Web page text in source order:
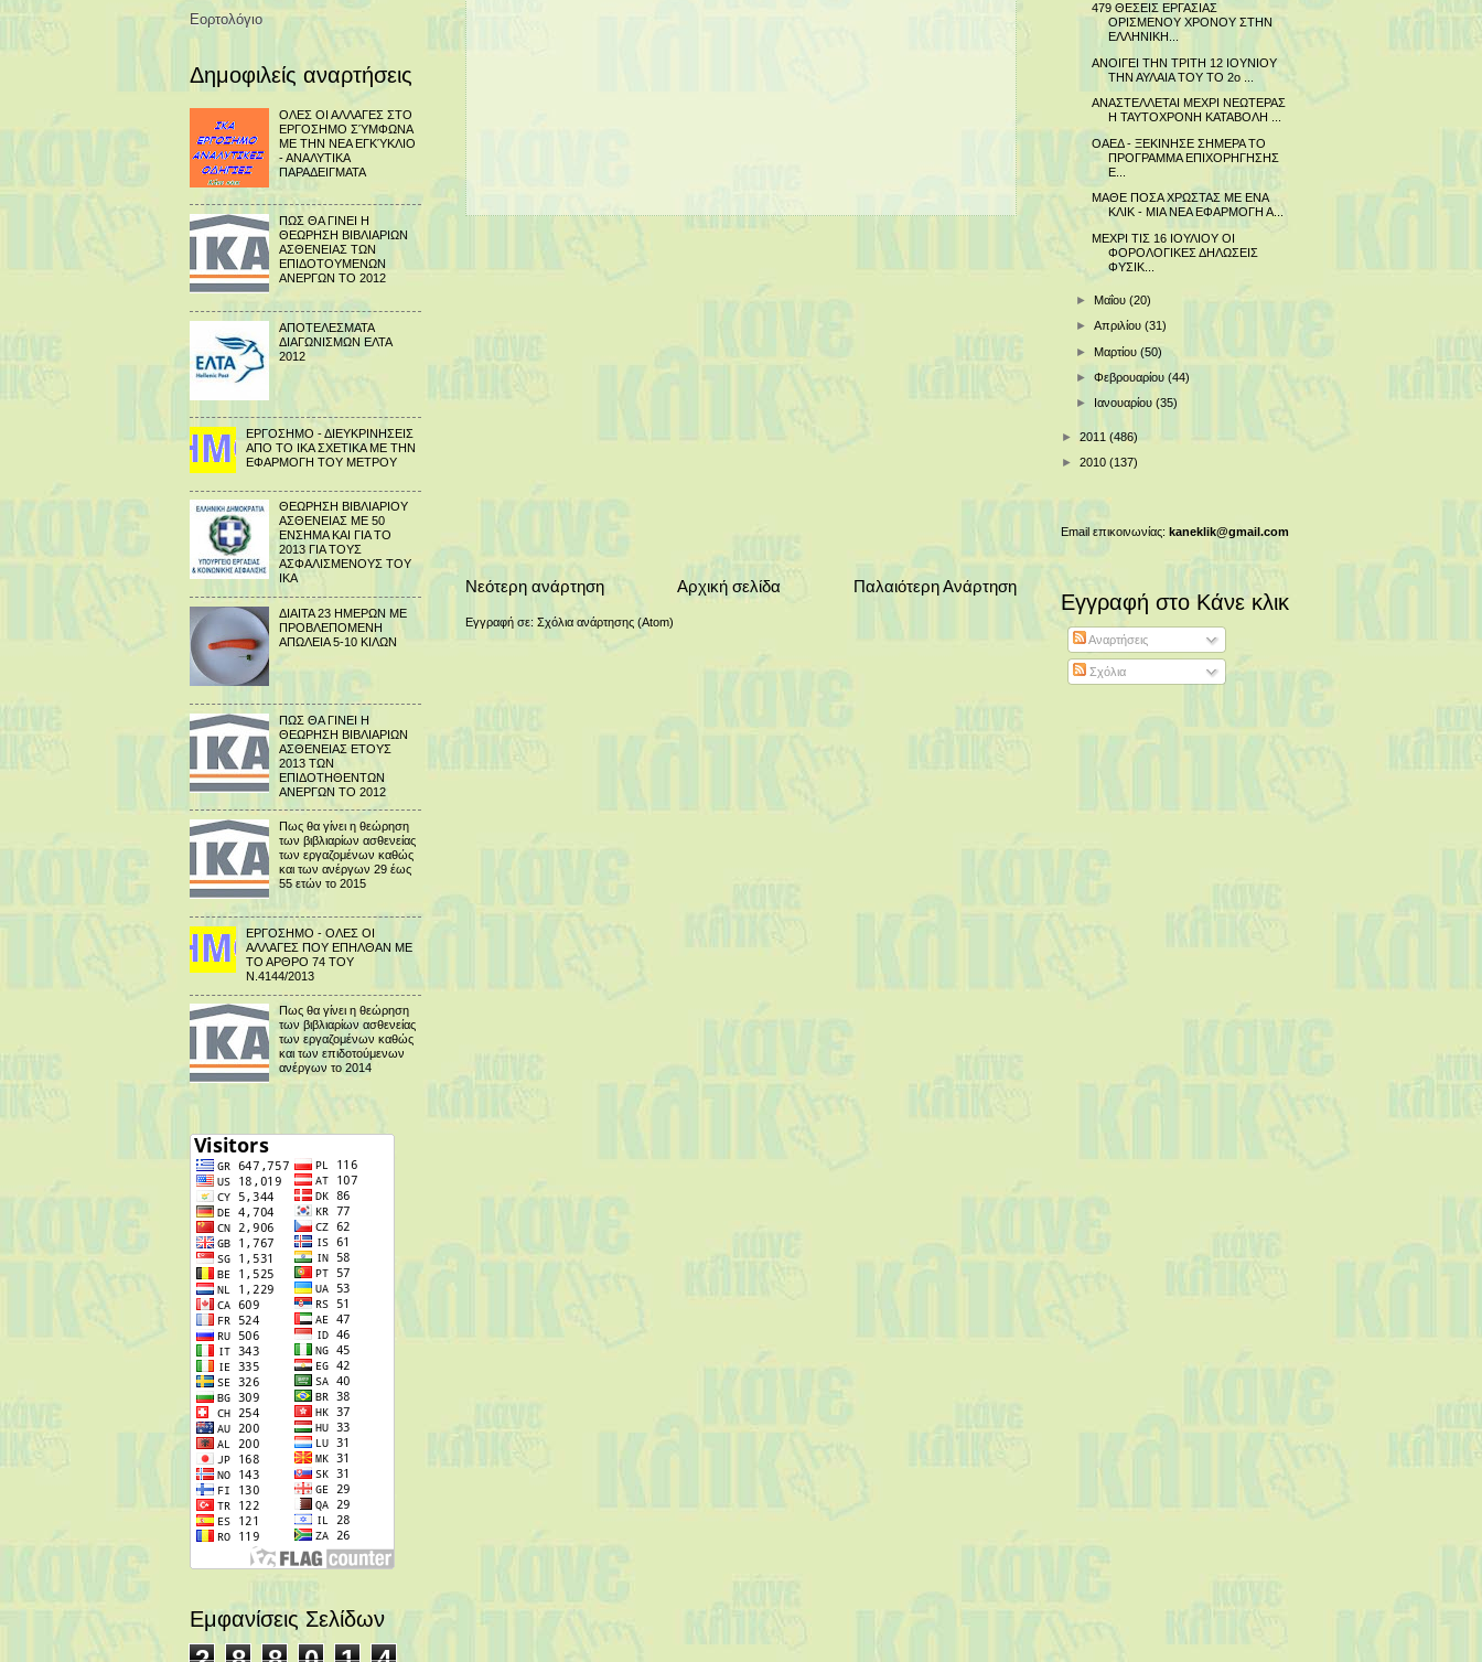
Νεότερη ανάρτηση Παλαιότερη Ανάρτηση
Αρχική σελίδα
Εγγραφή σε: Σχόλια ανάρτησης (Atom)
Εορτολόγιο
Δημοφιλείς αναρτήσεις
ΟΛΕΣ ΟΙ ΑΛΛΑΓΕΣ ΣΤΟ
ΕΡΓΟΣΗΜΟ ΣΎΜΦΩΝΑ
ΜΕ ΤΗΝ ΝΕΑ ΕΓΚΎΚΛΙΟ
- ΑΝΑΛΥΤΙΚΑ
ΠΑΡΑΔΕΙΓΜΑΤΑ
ΠΩΣ ΘΑ ΓΙΝΕΙ Η
ΘΕΩΡΗΣΗ ΒΙΒΛΙΑΡΙΩΝ
ΑΣΘΕΝΕΙΑΣ ΤΩΝ
ΕΠΙΔΟΤΟΥΜΕΝΩΝ
ΑΝΕΡΓΩΝ ΤΟ 2012
ΑΠΟΤΕΛΕΣΜΑΤΑ
ΔΙΑΓΩΝΙΣΜΩΝ ΕΛΤΑ
2012
ΕΡΓΟΣΗΜΟ - ΔΙΕΥΚΡΙΝΗΣΕΙΣ
ΑΠΟ ΤΟ ΙΚΑ ΣΧΕΤΙΚΑ ΜΕ ΤΗΝ
ΕΦΑΡΜΟΓΗ ΤΟΥ ΜΕΤΡΟΥ
ΘΕΩΡΗΣΗ ΒΙΒΛΙΑΡΙΟΥ
ΑΣΘΕΝΕΙΑΣ ΜΕ 50
ΕΝΣΗΜΑ ΚΑΙ ΓΙΑ ΤΟ
2013 ΓΙΑ ΤΟΥΣ
ΑΣΦΑΛΙΣΜΕΝΟΥΣ ΤΟΥ
ΙΚΑ
ΔΙΑΙΤΑ 23 ΗΜΕΡΩΝ ΜΕ
ΠΡΟΒΛΕΠΟΜΕΝΗ
ΑΠΩΛΕΙΑ 5-10 ΚΙΛΩΝ
ΠΩΣ ΘΑ ΓΙΝΕΙ Η
ΘΕΩΡΗΣΗ ΒΙΒΛΙΑΡΙΩΝ
ΑΣΘΕΝΕΙΑΣ ΕΤΟΥΣ
2013 ΤΩΝ
ΕΠΙΔΟΤΗΘΕΝΤΩΝ
ΑΝΕΡΓΩΝ ΤΟ 2012
Πως θα γίνει η θεώρηση
των βιβλιαρίων ασθενείας
των εργαζομένων καθώς
και των ανέργων 29 έως
55 ετών το 2015
ΕΡΓΟΣΗΜΟ - ΟΛΕΣ ΟΙ
ΑΛΛΑΓΕΣ ΠΟΥ ΕΠΗΛΘΑΝ ΜΕ
ΤΟ ΑΡΘΡΟ 74 ΤΟΥ
Ν.4144/2013
Πως θα γίνει η θεώρηση
των βιβλιαρίων ασθενείας
των εργαζομένων καθώς
και των επιδοτούμενων
ανέργων το 2014
Εμφανίσεις Σελίδων
479 ΘΕΣΕΙΣ ΕΡΓΑΣΙΑΣ
ΟΡΙΣΜΕΝΟΥ ΧΡΟΝΟΥ ΣΤΗΝ
ΕΛΛΗΝΙΚΗ...
ΑΝΟΙΓΕΙ ΤΗΝ ΤΡΙΤΗ 12 ΙΟΥΝΙΟΥ
ΤΗΝ ΑΥΛΑΙΑ ΤΟΥ ΤΟ 2ο ...
ΑΝΑΣΤΕΛΛΕΤΑΙ ΜΕΧΡΙ ΝΕΩΤΕΡΑΣ
Η ΤΑΥΤΟΧΡΟΝΗ ΚΑΤΑΒΟΛΗ ...
ΟΑΕΔ - ΞΕΚΙΝΗΣΕ ΣΗΜΕΡΑ ΤΟ
ΠΡΟΓΡΑΜΜΑ ΕΠΙΧΟΡΗΓΗΣΗΣ
Ε...
ΜΑΘΕ ΠΟΣΑ ΧΡΩΣΤΑΣ ΜΕ ΕΝΑ
ΚΛΙΚ - ΜΙΑ ΝΕΑ ΕΦΑΡΜΟΓΗ Α...
ΜΕΧΡΙ ΤΙΣ 16 ΙΟΥΛΙΟΥ ΟΙ
ΦΟΡΟΛΟΓΙΚΕΣ ΔΗΛΩΣΕΙΣ
ΦΥΣΙΚ...
► Μαΐου(20)
►Απριλίου(31)
► Μαρτίου(50)
►Φεβρουαρίου(44)
►
Ιανουαρίου(35)
► 2011 (486)
► 2010 (137)
Email επικοινωνίας: kaneklik@gmail.com
Εγγραφή στο Κάνε κλικ
Αναρτήσεις
Σχόλια